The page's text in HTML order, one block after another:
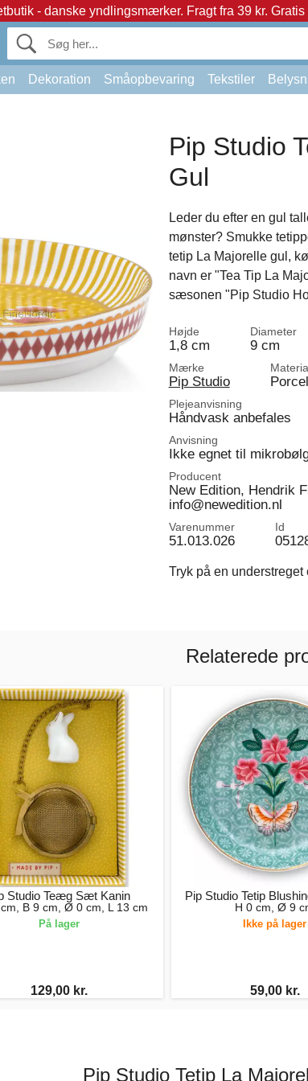
- danske yndlingsmærker. Fragt fra 39 kr. Gratis
Dekoration Småopbevaring Tekstiler
Pip Studio
Gul
Leder du efter en gul
mønster? Smukke
tetip La Majorelle gul,
navn er "Tea Tip La
sæsonen "Pip Studio
Højde
1,8 cm
Diameter
9 cm
Mærke
Pip Studio
Plejeanvisning
Håndvask anbefales
Anvisning
Ikke egnet til
Producent
New Edition, Hendrik
info@newedition.nl
Varenummer
51.013.026
Id
Tryk på en
Relaterede
Studio Teæg Sæt Kanin
B 9 cm, Ø 0 cm, L 13 cm
På lager
129,00 kr.
Pip Studio Tetip
H 0 cm, Ø 9
Ikke på lager
59,00 kr.
Pip Studio Tetip La